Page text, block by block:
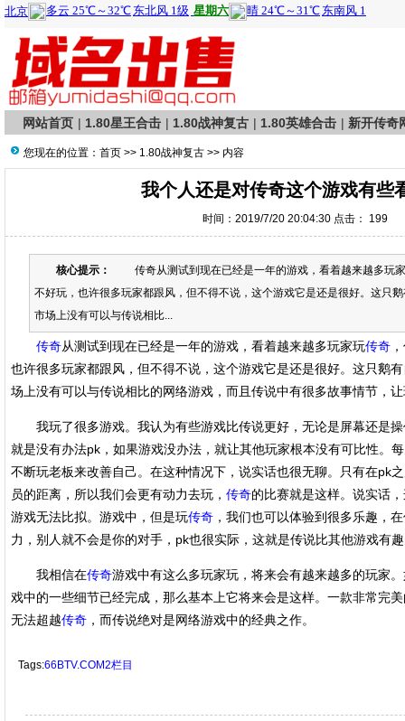
网站首页 | 1.80星王合击 | 1.80战神复古 | 1.80英雄合击 | 新开传奇
您现在的位置： 首页 >> 1.80战神复古 >> 内容
我个人还是对传奇这个游戏有些
时间：2019/7/20 20:04:30 点击： 199
核心提示：
传奇从测试到现在已经是一年的游戏，看着越来越多玩
不好玩，也许很多玩家都跟风，但不得不说，这个游戏它是还是很好。这只
市场上没有可以与传说相比...
传奇从测试到现在已经是一年的游戏，看着越来越多玩家玩传奇
也许很多玩家都跟风，但不得不说，这个游戏它是还是很好。这只鹅
场上没有可以与传说相比的网络游戏，而且传说中有很多故事情节，
我玩了很多游戏。我认为有些游戏比传说更好，无论是屏幕还是操
就是没有办法pk，如果游戏没办法，就让其他玩家根本没有可比性。
不断玩老板来改善自己。在这种情况下，说实话也很无聊。只有在pk
员的距离，所以我们会更有动力去玩， 传奇的比赛就是这样。说实话
游戏无法比拟。游戏中，但是玩传奇 ，我们也可以体验到很多乐趣，
力，别人就不会是你的对手，pk也很实际，这就是传说比其他游戏有
我相信在传奇游戏中有这么多玩家玩，将来会有越来越多的玩家
戏中的一些细节已经完成，那么基本上它将来会是这样。一款非常完
无法超越传奇 ，而传说绝对是网络游戏中的经典之作。
Tags:66BTV.COM2栏目